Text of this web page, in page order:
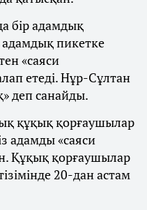
бір адамдық
пикетке
«саяси
етеді. Нұр-Сұлтан
деп санайды.
құқық қорғаушылар
адамды «саяси
Құқық қорғаушылар
20-дан астам